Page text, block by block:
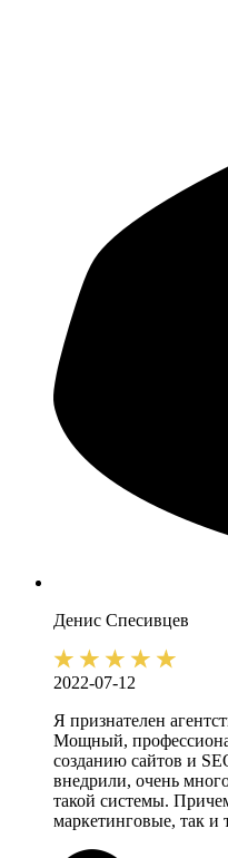
Денис Спесивцев
2022-07-12
Я признателен
Мощный,
созданию сайтов и
внедрили, очень
такой системы.
маркетинговые, так и